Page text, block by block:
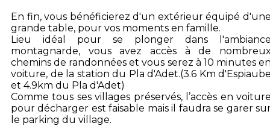
En fin, vous bénéficierez d'un extérieur équipé
grande table, pour vos moments en famille.
Lieu idéal pour se plonger dans
montagnarde, vous avez accès à de
chemins de randonnées et vous serez à 10 minutes
voiture, de la station du Pla d'Adet.(3.6 Km
et 4.9km du Pla d'Adet)
Comme tous ses villages préservés, l’accès en
pour décharger est faisable mais il faudra se garer
le parking du village.